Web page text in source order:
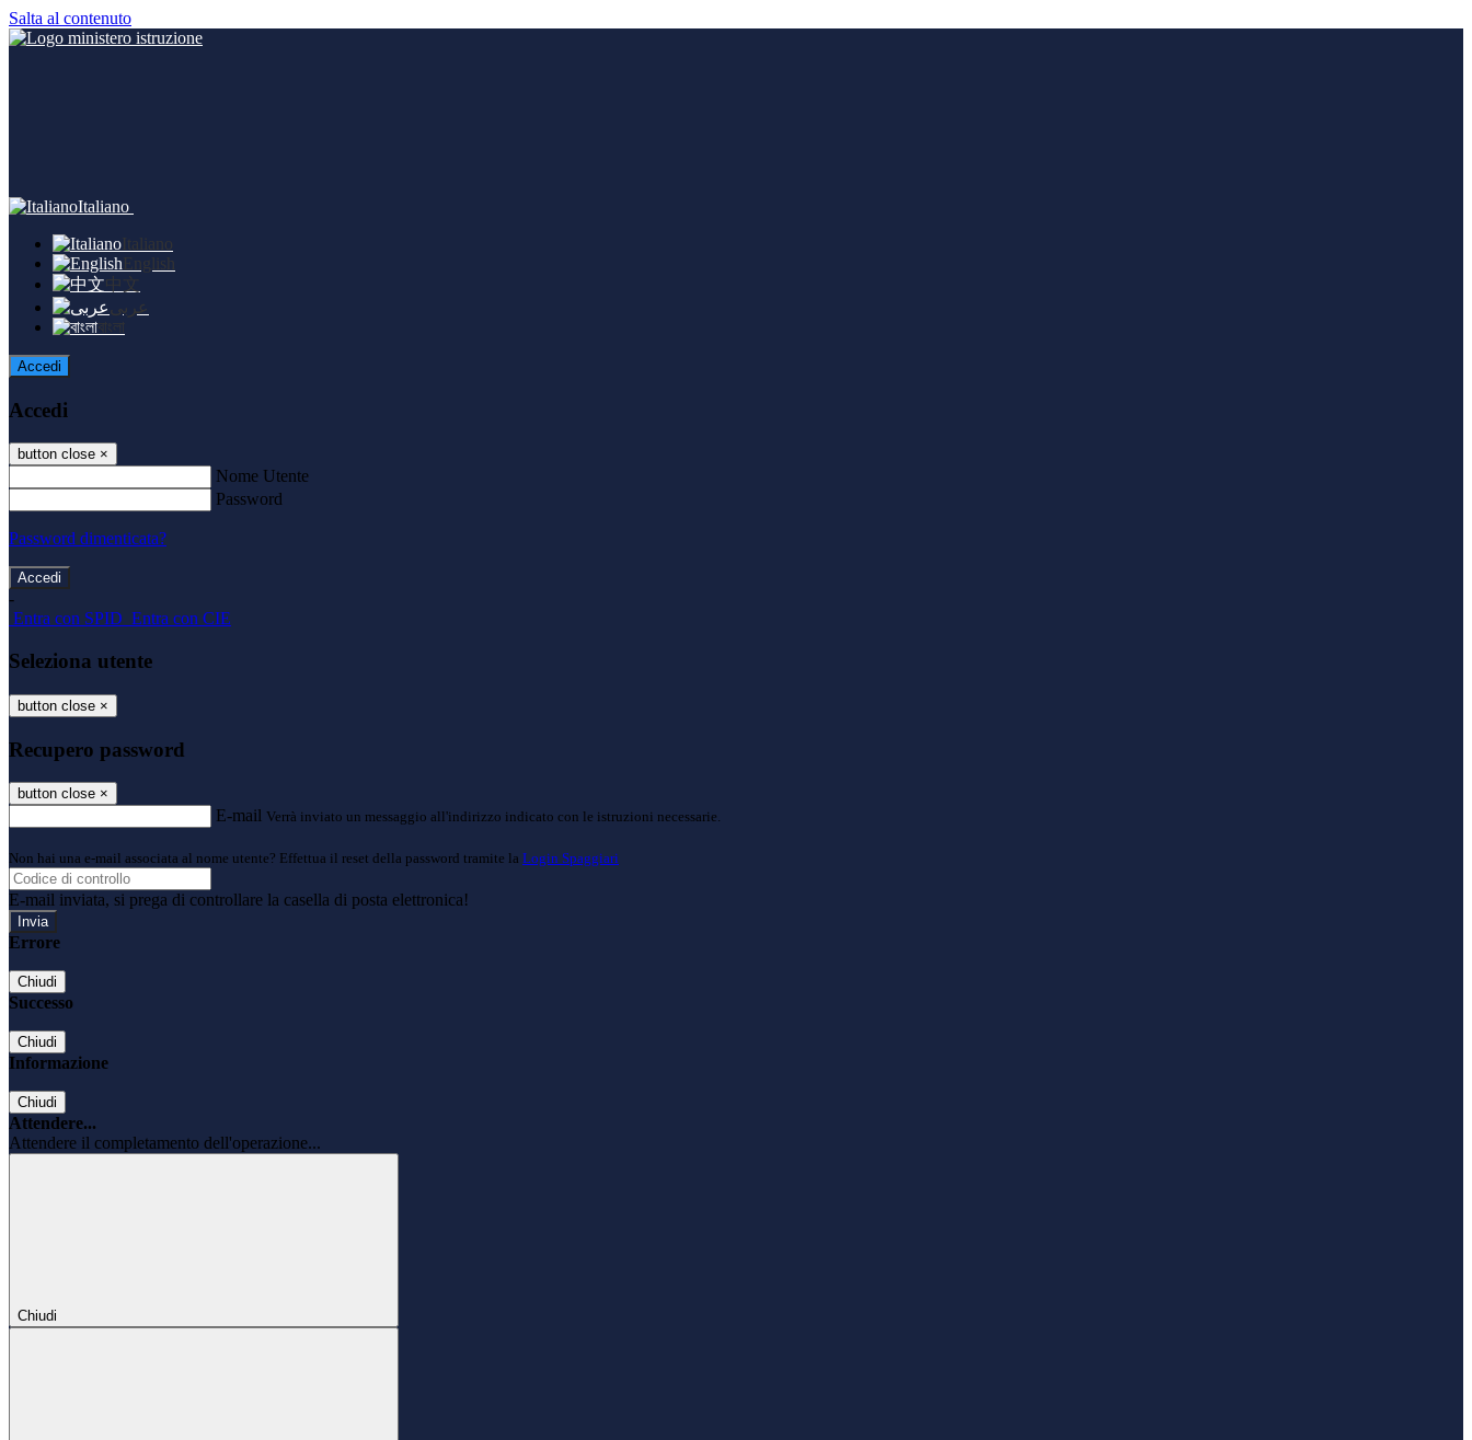
Salta al contenuto
Italiano
Italiano
English
中文
عربى
বাংলা
Accedi
Accedi
button close ×
Nome Utente
Password
Password dimenticata?
-
Entra con SPID Entra con CIE
Seleziona utente
button close ×
Recupero password
button close ×
E-mail Verrà inviato un messaggio all'indirizzo indicato con le istruzioni necessarie.
Non hai una e-mail associata al nome utente? Effettua il reset della password tramite la Login Spaggiari
E-mail inviata, si prega di controllare la casella di posta elettronica!
Errore
Chiudi
Successo
Chiudi
Informazione
Chiudi
Attendere...
Attendere il completamento dell'operazione...
Chiudi